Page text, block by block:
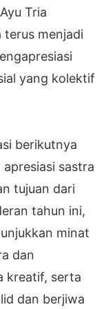
Tria
terus menjadi
yang kolektif
berikutnya
sastra
tujuan dari
tahun ini,
minat
dan
kreatif, serta
dan berjiwa